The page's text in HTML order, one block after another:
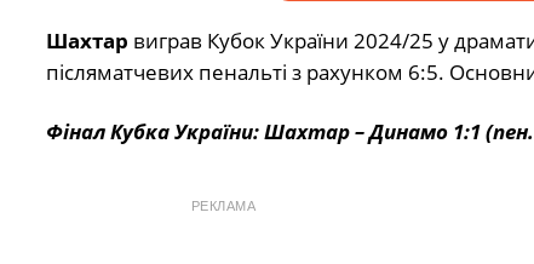
Шахтар виграв КубокУкраїни 2024/25 у
післяматчевих пенальті з рахунком 6:5.
ФіналКубкаУкраїни:Шахтар –Динамо 1:1 (
РЕКЛАМА